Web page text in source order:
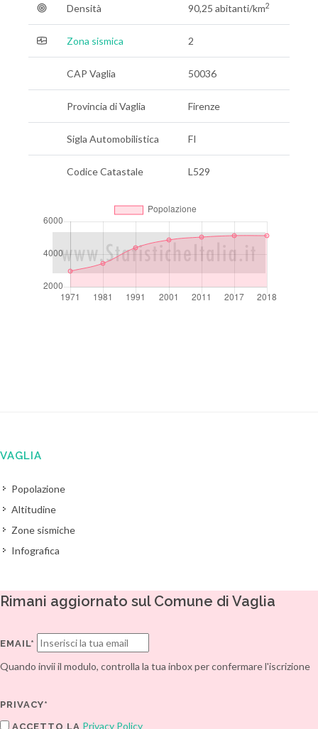
Densità 90,25 abitanti/km2
Zona sismica 2
CAP Vaglia 50036
Provincia di Vaglia Firenze
Sigla Automobilistica FI
Codice Catastale L529
VAGLIA
Popolazione
Altitudine
Zone sismiche
Infografica
Rimani aggiornato sul Comune di Vaglia
EMAIL*
Quando invii il modulo, controlla la tua inbox per confermare l'iscrizione
PRIVACY*
ACCETTO LA Privacy Policy